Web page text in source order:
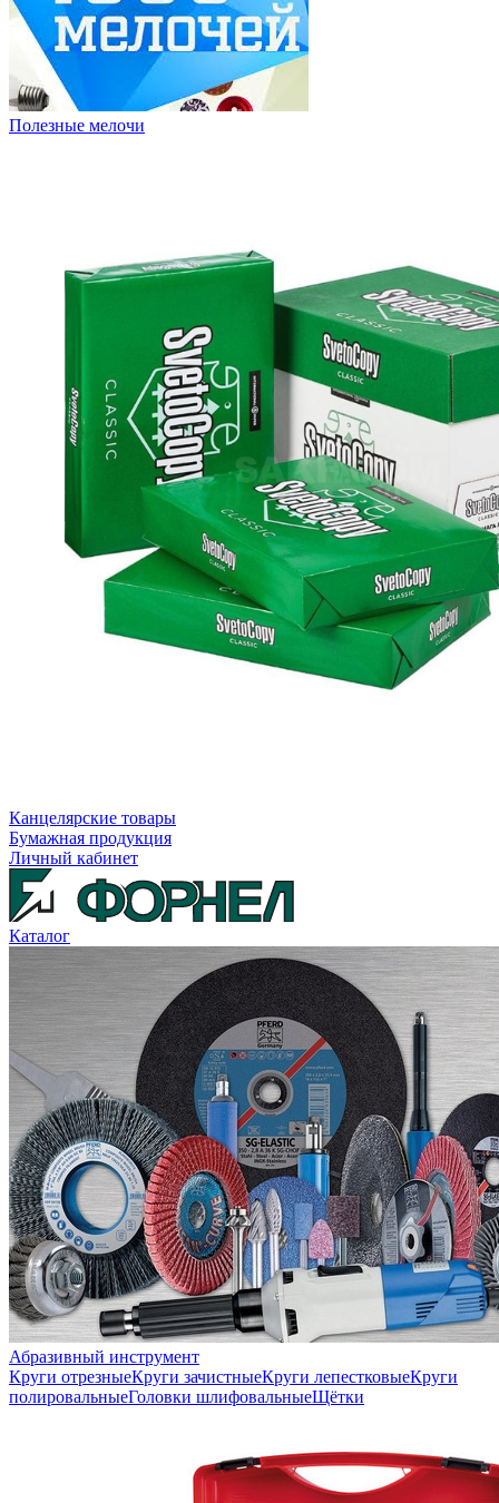
Полезные мелочи
Канцелярские товары
Бумажная продукция
Личный кабинет
Каталог
Абразивный инструмент
Круги отрезныеКруги зачистныеКруги лепестковыеКруги
полировальныеГоловки шлифовальныеЩётки